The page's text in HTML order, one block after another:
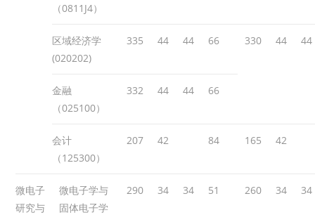
（0811J4）
区域经济学
(020202)
335 44 44 66 330 44 44
金融
（025100）
332 44 44 66
会计
（125300）
207 42 84 165 42
微电子
研究与
微电子学与
固体电子学
290 34 34 51 260 34 34